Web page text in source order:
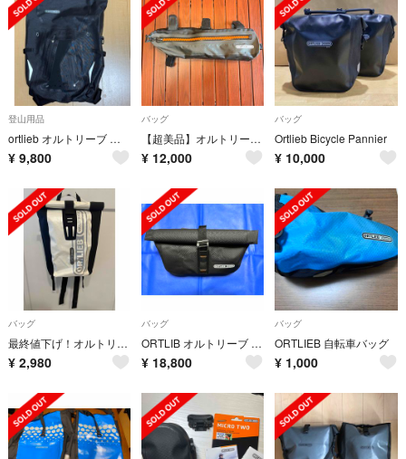
登山用品
ortlieb オルトリーブ パックマンプロ2
¥ 9,800
バッグ
【超美品】オルトリーブ フレームパックトップチューブ 4L
¥ 12,000
バッグ
Ortlieb Bicycle Pannier
¥ 10,000
バッグ
最終値下げ！オルトリーブ パックパック
¥ 2,980
バッグ
ORTLIB オルトリーブ フロントバックセット（美品）
¥ 18,800
バッグ
ORTLIEB 自転車バッグ
¥ 1,000